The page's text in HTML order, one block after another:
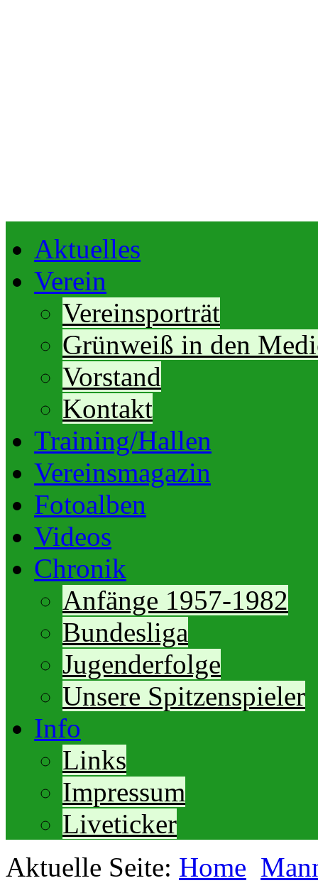
Aktuelles
Verein
Vereinsporträt
Grünweiß in den
Vorstand
Kontakt
Training/Hallen
Vereinsmagazin
Fotoalben
Videos
Chronik
Anfänge 1957-1982
Bundesliga
Jugenderfolge
Unsere Spitzenspieler
Info
Links
Impressum
Liveticker
Aktuelle Seite: Home